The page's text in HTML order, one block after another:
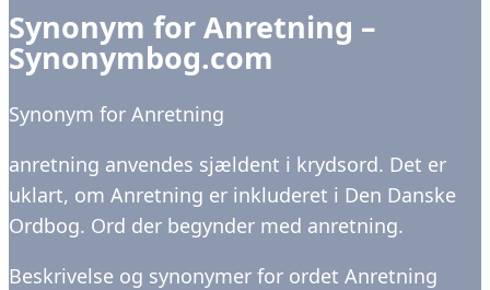
Synonym for Anretning –
Synonymbog.com
Synonym for Anretning
anretning anvendes sjældent i krydsord. Det er
uklart, om Anretning er inkluderet i Den Danske
Ordbog. Ord der begynder med anretning.
Beskrivelse og synonymer for ordet Anretning